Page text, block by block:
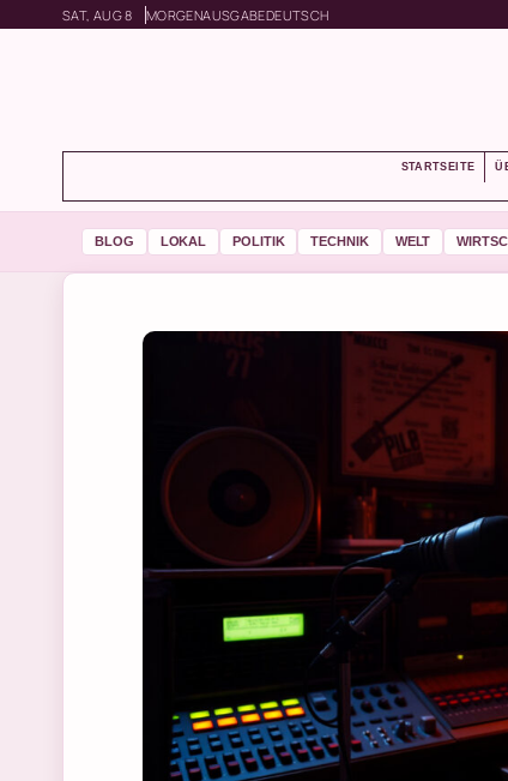
SAT, AUG 8 MORGENAUSGABEDEUTSCH
STARTSEITE
BLOG LOKAL POLITIK TECHNIK WELT